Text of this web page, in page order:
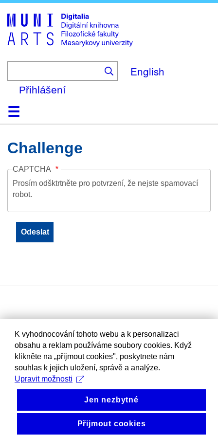
to
main
content
English
Přihlášení
DomůKolekce
Prohlížení
Vyhledávání
O platformě
Nápověda
KontaktDigitalia
Challenge
CAPTCHA
Prosím odšktrtněte pro potvrzení, že nejste spamovací
robot.
K vyhodnocování tohoto webu a k personalizaci
obsahu a reklam používáme soubory cookies. Když
klikněte na „přijmout cookies", poskytnete nám
souhlas k jejich uložení, správě a analýze.
Upravit možnosti
Jen nezbytné
Přijmout cookies